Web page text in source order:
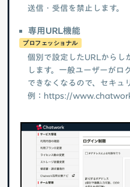
送信・受信を禁止します。
専用URL機能
プロフェッショナル
個別で設定したURLからし
します。一般ユーザーがロ
できなくなるので、セキュ
例：https://